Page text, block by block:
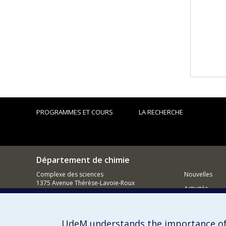
PROGRAMMES ET COURS LA RECHERCHE
Département de chimie
Complexe des sciences
1375 Avenue Thérèse-Lavoie-Roux
Montréal (Québec)
Nouvelles
Activités
UdeM understands the importance